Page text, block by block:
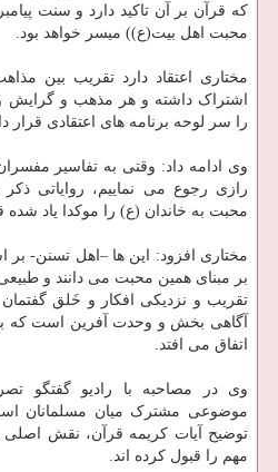
که قرآن بر آن تاکید دارد و سنت
محبت اهل بیت(ع)) میسر خواهد بود.
مختاری اعتقاد دارد تقریب بین
اشتراک داشته و هر مذهب و گرایش
را سر لوحه برنامه های اعتقادی قرار
وی ادامه داد: وقتی به تفاسیر
رازی رجوع می نماییم، روایاتی
محبت به خاندان (ع) را موکدا یاد شده
مختاری افزود: این ها –اهل تسنن- بر
بر مبنای همین محبت می دانند و
تقریب و نزدیکی افکار و خَلق
آگاهی بخش و وحدت آفرین است که
اتفاق می افتد.
وی در مصاحبه با رادیو گفتگو
موضوعی مشترک میان مسلمانان
توضیح آیات کریمه قرآن، نقش اصلی
مهم را قبول کرده اند.